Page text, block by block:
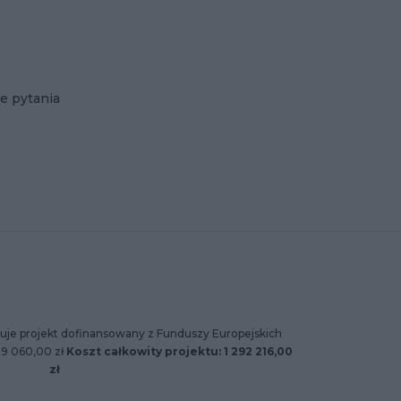
pytania
projekt dofinansowany z Funduszy Europejskich
060,00 zł Koszt całkowity projektu: 1 292 216,00
zł